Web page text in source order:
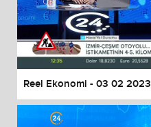
Reel Ekonomi - 03 02 2023